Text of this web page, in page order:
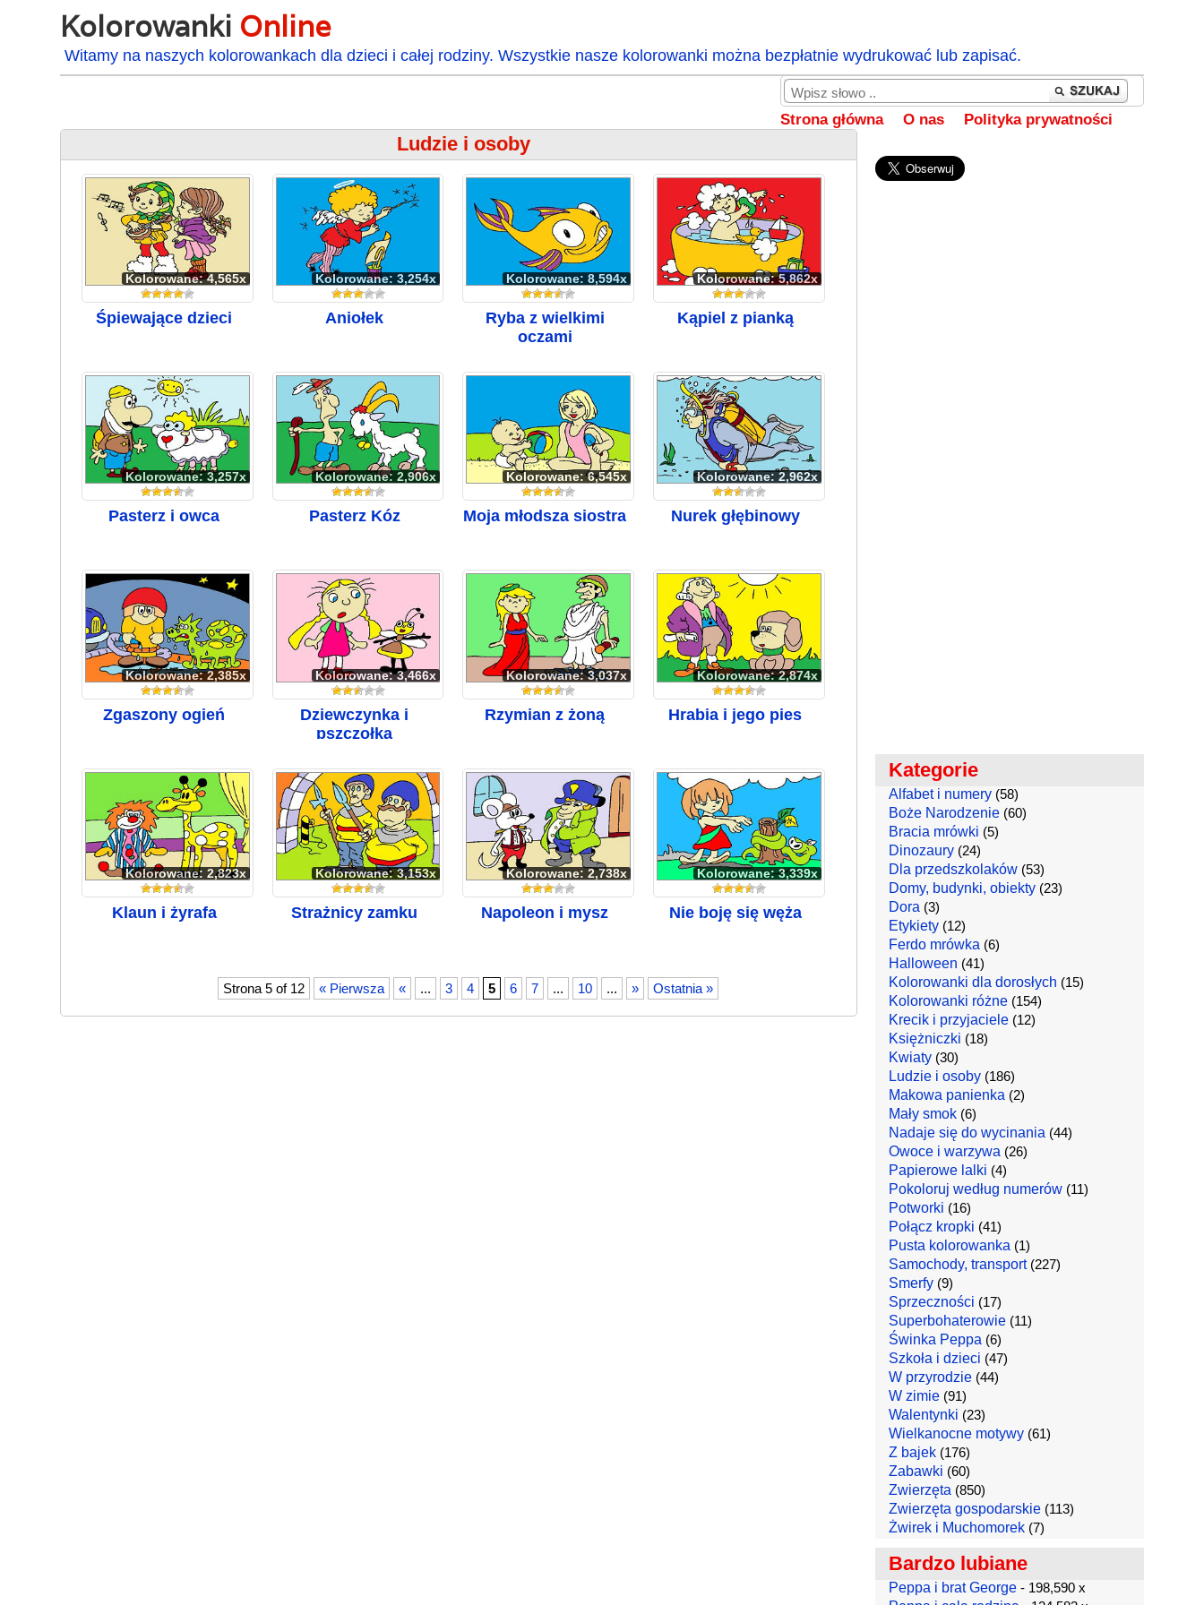
Kolorowanki Online
Witamy na naszych kolorowankach dla dzieci i całej rodziny. Wszystkie nasze kolorowanki można bezpłatnie wydrukować lub zapisać.
Strona główna O nas Polityka prywatności
Ludzie i osoby
Kolorowane: 4,565x
Śpiewające dzieci
Kolorowane: 3,254x
Aniołek
Kolorowane: 8,594x
Ryba z wielkimi
oczami
Kolorowane: 5,862x
Kąpiel z pianką
Kolorowane: 3,257x
Pasterz i owca
Kolorowane: 2,906x
Pasterz Kóz
Kolorowane: 6,545x
Moja młodsza siostra
Kolorowane: 2,962x
Nurek głębinowy
Kolorowane: 2,385x
Zgaszony ogień
Kolorowane: 3,466x
Dziewczynka i
pszczołka
Kolorowane: 3,037x
Rzymian z żoną
Kolorowane: 2,874x
Hrabia i jego pies
Kolorowane: 2,823x
Klaun i żyrafa
Kolorowane: 3,153x
Strażnicy zamku
Kolorowane: 2,738x
Napoleon i mysz
Kolorowane: 3,339x
Nie boję się węża
Strona 5 of 12 « Pierwsza « ... 3 4 5 6 7 ... 10 ... » Ostatnia »
Kategorie
Alfabet i numery(58)
Boże Narodzenie(60)
Bracia mrówki (5)
Dinozaury(24)
Dla przedszkolaków(53)
Domy, budynki, obiekty(23)
Dora (3)
Etykiety(12)
Ferdo mrówka (6)
Halloween (41)
Kolorowanki dla dorosłych (15)
Kolorowanki różne(154)
Krecik i przyjaciele(12)
Księżniczki (18)
Kwiaty(30)
Ludzie i osoby(186)
Makowa panienka (2)
Mały smok(6)
Nadaje się do wycinania (44)
Owoce i warzywa (26)
Papierowe lalki (4)
Pokoloruj według numerów(11)
Potworki (16)
Połącz kropki (41)
Pusta kolorowanka (1)
Samochody, transport(227)
Smerfy(9)
Sprzeczności (17)
Superbohaterowie(11)
Świnka Peppa (6)
Szkoła i dzieci (47)
W przyrodzie(44)
W zimie(91)
Walentynki (23)
Wielkanocne motywy(61)
Z bajek(176)
Zabawki (60)
Zwierzęta (850)
Zwierzęta gospodarskie(113)
Żwirek i Muchomorek(7)
Bardzo lubiane
Peppa i brat George- 198,590 x